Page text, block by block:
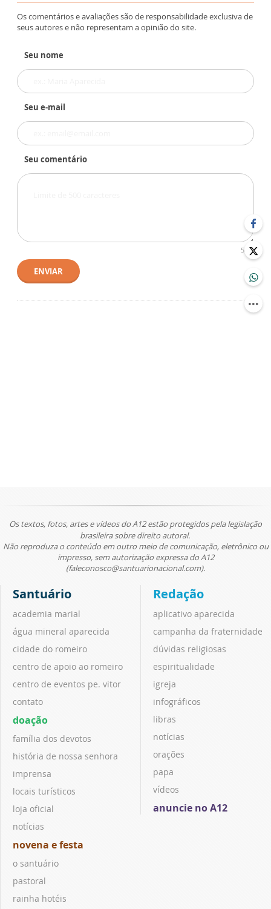
Os comentários e avaliações são de responsabilidade exclusiva de
seus autores e não representam a opinião do site.
Seu nome
Seu e-mail
Seu comentário
500
ENVIAR
Os textos, fotos, artes e vídeos do A12 estão protegidos pela legislação
brasileira sobre direito autoral.
Não reproduza o conteúdo em outro meio de comunicação, eletrônico ou
impresso, sem autorização expressa do A12
(faleconosco@santuarionacional.com).
Santuário
academia marial
água mineral aparecida
cidade do romeiro
centro de apoio ao romeiro
centro de eventos pe. vitor
contato
doação
família dos devotos
história de nossa senhora
imprensa
locais turísticos
loja oficial
notícias
novena e festa
o santuário
pastoral
rainha hotéis
Redação
aplicativo aparecida
campanha da fraternidade
dúvidas religiosas
espiritualidade
igreja
infográficos
libras
notícias
orações
papa
vídeos
anuncie no A12